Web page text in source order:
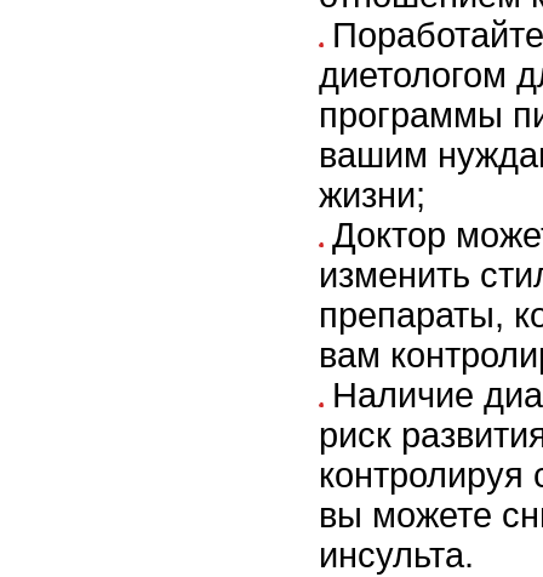
диетологом
программы
вашим
жизни;
Доктор
изменить
препараты,
вам
Наличие
риск
контролируя
вы можете
инсульта.